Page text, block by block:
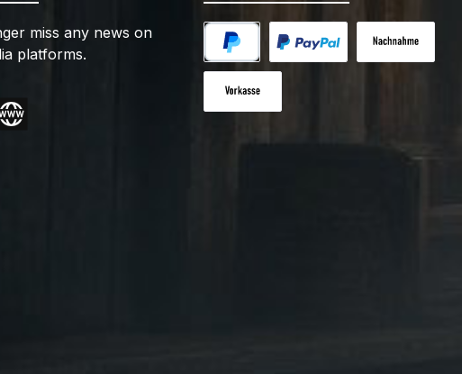
miss any news on
platforms.
Website
PayPal Custom image 1